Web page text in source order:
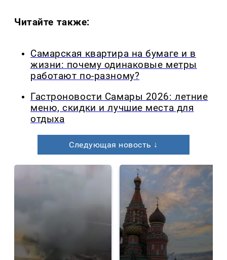
Читайте также:
Самарская квартира на бумаге и в
жизни: почему одинаковые метры
работают по-разному?
Гастроновости Самары 2026: летние
меню, скидки и лучшие места для
отдыха
Следующая новость ↓